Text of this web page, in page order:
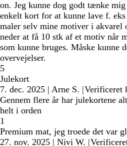
on. Jeg kunne dog godt tænke
enkelt kort for at kunne lave f.
maler selv mine motiver i akvarel
neder at få 10 stk af et motiv når
som kunne bruges. Måske kunne
overvejelser.
5
Julekort
7. dec. 2025 | Arne S. |Verificeret
Gennem flere år har julekortene
helt i orden
1
Premium mat, jeg troede det var
27. nov. 2025 | Nivi W. |